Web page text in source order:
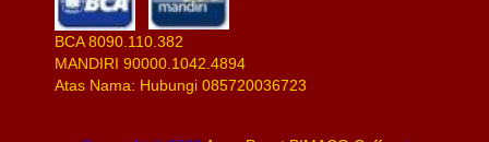
BCA 8090.110.382
MANDIRI 90000.1042.4894
Atas Nama: Hubungi 085720036723